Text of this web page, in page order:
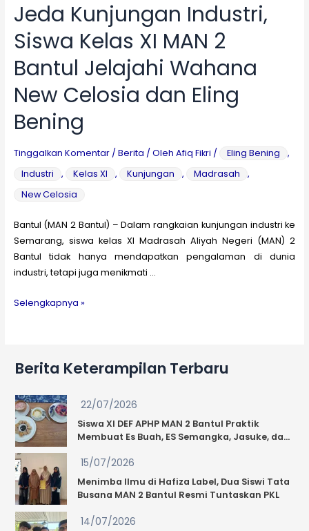
Jeda Kunjungan Industri,
Siswa Kelas XI MAN 2
Bantul Jelajahi Wahana
New Celosia dan Eling
Bening
Tinggalkan Komentar / Berita / Oleh Afiq Fikri / Eling Bening
,
Industri
, Kelas XI , Kunjungan , Madrasah
,
New Celosia
Bantul (MAN 2 Bantul) – Dalam rangkaian kunjungan industri ke
Semarang, siswa kelas XI Madrasah Aliyah Negeri (MAN) 2
Bantul tidak hanya mendapatkan pengalaman di dunia
industri, tetapi juga menikmati …
Jeda
Kelas
MAN
2
Bantul
Jelajahi
Wahana
New
Celosia
dan
Eling
Selengkapnya »
Berita Keterampilan Terbaru
Siswa XI DEF APHP MAN 2 Bantul Praktik
Membuat Es Buah, ES Semangka, Jasuke, dan
Sekali!”
22/07/2026
Menimba Ilmu di Hafiza Label, Dua Siswi Tata
Busana MAN 2 Bantul Resmi Tuntaskan PKL
15/07/2026
14/07/2026